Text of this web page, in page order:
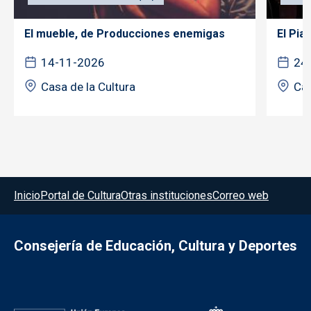
El mueble, de Producciones enemigas
14-11-2026
Casa de la Cultura
El
Menú del pie
InicioPortal de CulturaOtras institucionesCorreo web
Consejería de Educación, Cultura y Deportes